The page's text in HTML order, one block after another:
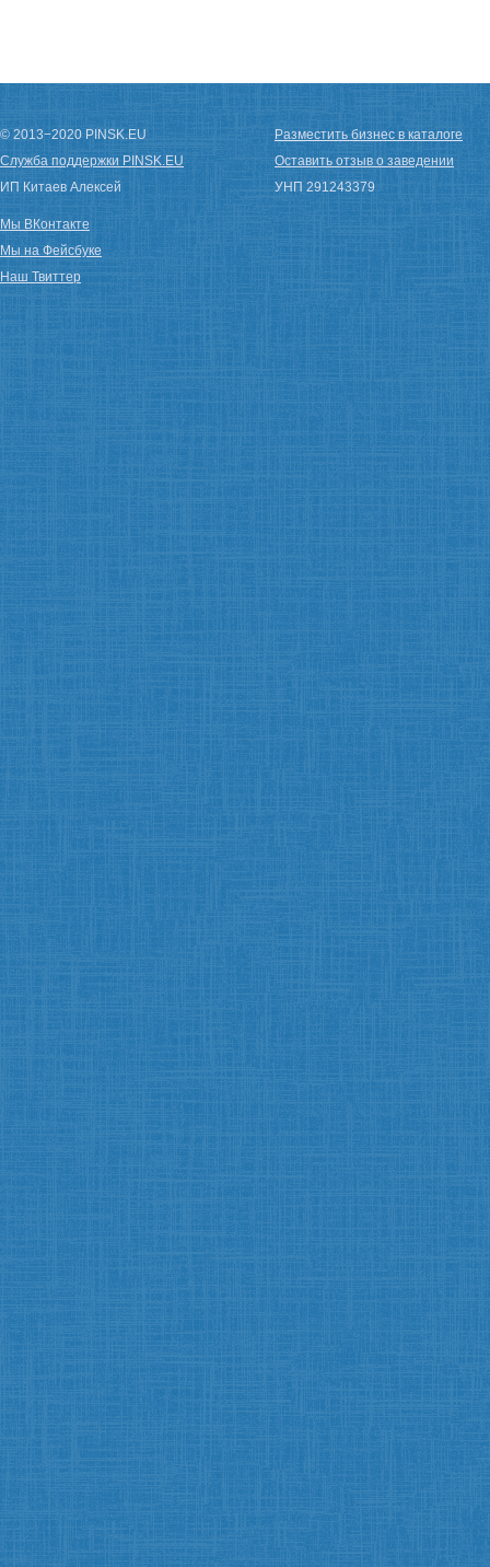
© 2013−2020 PINSK.EU
Служба поддержки PINSK.EU
ИП Китаев Алексей
Разместить бизнес в каталоге
Оставить отзыв о заведении
УНП 291243379
Мы ВКонтакте
Мы на Фейсбуке
Наш Твиттер